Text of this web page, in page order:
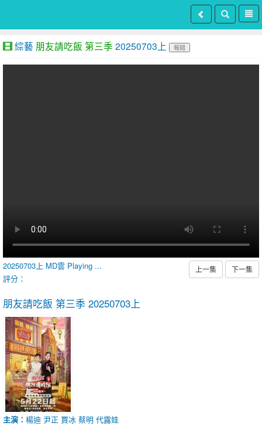
綜藝 朋友請吃飯 第三季 20250703上 報錯
20250703上 MD雲 Playing ...
評分：
上一集 下一集
朋友請吃飯 第三季 20250703上
主演： 楊迪 尹正 賈冰 蔡明 代露娃